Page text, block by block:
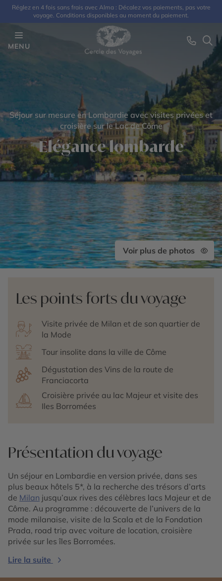
Réglez en 4 fois sans frais avec Alma : Décalez vos paiements, pas votre
voyage. Conditions disponibles au moment du paiement.
MENU
Séjour sur mesure en Lombardie avec visites privées et
croisière sur le Lac de Côme
Elégance lombarde
Voir plus de photos
Les points forts du voyage
Visite privée de Milan et de son quartier de
la Mode
Tour insolite dans la ville de Côme
Dégustation des Vins de la route de
Franciacorta
Croisière privée au lac Majeur et visite des
Iles Borromées
Présentation du voyage
Un séjour en Lombardie en version privée, dans ses
plus beaux hôtels 5*, à la recherche des trésors d’arts
de Milan jusqu’aux rives des célèbres lacs Majeur et de
Côme. Au programme : découverte de l’univers de la
mode milanaise, visite de la Scala et de la Fondation
Prada, road trip avec voiture de location, croisière
privée sur les îles Borromées.
Lire la suite